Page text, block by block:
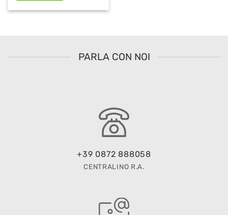
PARLA CON NOI
+39 0872 888058
CENTRALINO R.A.